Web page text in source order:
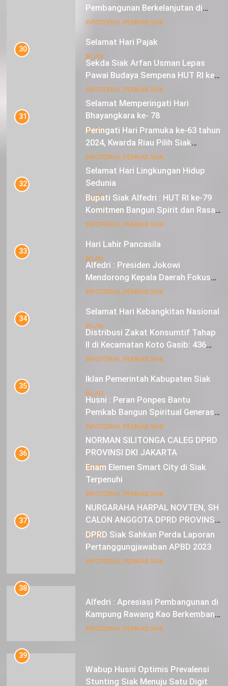
Selamat Hari Pajak
IKLAN
Selamat Memperingati Hari
Bhayangkara ke- 78
IKLAN
Selamat Hari Lingkungan Hidup
Sedunia
IKLAN
Hari Lahir Pancasila
IKLAN
Selamat Hari Kebangkitan Nasional
IKLAN
Iklan Pemerintah Kabupaten Siak
IKLAN
NORMAN SILITONGA CALEG DPRD
PROVINSI DKI JAKARTA
IKLAN
NURGARAHA HARPAL NOVTEN, SH
CALON ANGGOTA DPRD PROVINSI
DKI JAKARTA
IKLAN
Pembangunan Berkelanjutan di
Lestari Awards 2024
INFOTORIAL PEMKAB SIAK
30
Sekda Siak Arfan Usman Lepas
Pawai Budaya Sempena HUT RI ke-
79
INFOTORIAL PEMKAB SIAK
31
Peringati Hari Pramuka ke-63 tahun
2024, Kwarda Riau Pilih Siak
Sebagai Tuan Rumah
INFOTORIAL PEMKAB SIAK
32
Bupati Siak Alfedri : HUT RI ke-79
Komitmen Bangun Spirit dan Rasa
Nasionalisme
INFOTORIAL PEMKAB SIAK
33
Alfedri : Presiden Jokowi
Mendorong Kepala Daerah Fokus
pada Inflasi dan Pilkada Serentak
INFOTORIAL PEMKAB SIAK
34
Distribusi Zakat Konsumtif Tahap
II di Kecamatan Koto Gasib: 436
Mustahik Terima Bantuan
INFOTORIAL PEMKAB SIAK
35
Husni : Peran Ponpes Bantu
Pemkab Bangun Spiritual Generasi
Muda
INFOTORIAL PEMKAB SIAK
36
Enam Elemen Smart City di Siak
Terpenuhi
INFOTORIAL PEMKAB SIAK
37
DPRD Siak Sahkan Perda Laporan
Pertanggungjawaban APBD 2023
INFOTORIAL PEMKAB SIAK
38
Alfedri : Apresiasi Pembangunan di
Kampung Rawang Kao Berkembang
Pesat
INFOTORIAL PEMKAB SIAK
39
Wabup Husni Optimis Prevalensi
Stunting Siak Menuju Satu Digit